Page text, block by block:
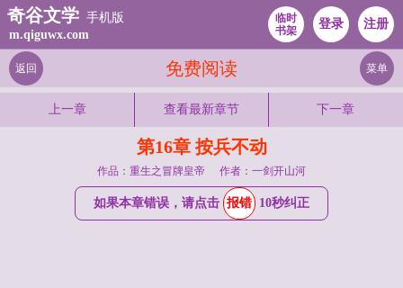
奇谷文学 手机版
m.qiguwx.com
临时
书架
登录 注册
免费阅读
返回 菜单
上一章 查看最新章节 下一章
第16章 按兵不动
作品：重生之冒牌皇帝 作者：一剑开山河
如果本章错误，请点击 报错 10秒纠正